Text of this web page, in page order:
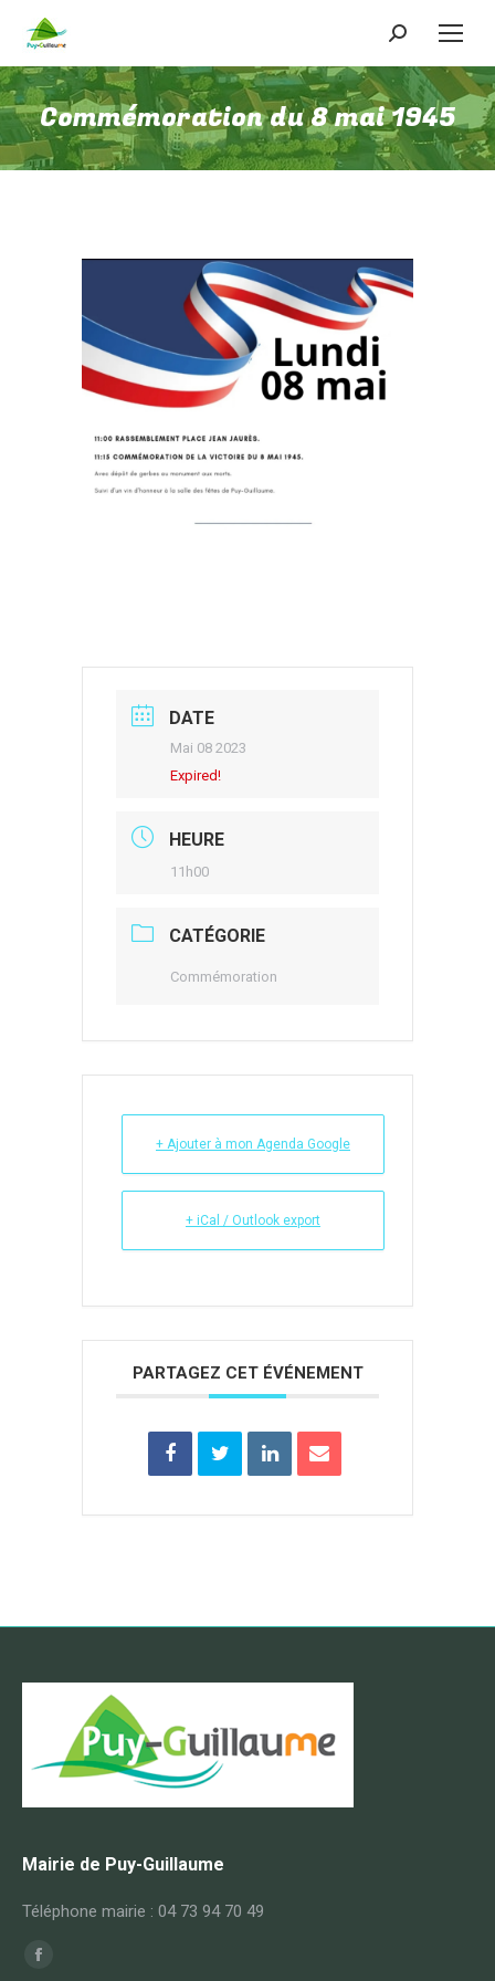
Recherche
:
Commémoration du 8 mai 1945
DATE
Mai 08 2023
Expired!
HEURE
11h00
CATÉGORIE
Commémoration
+ Ajouter à mon Agenda Google
+ iCal / Outlook export
PARTAGEZ CET ÉVÉNEMENT
Mairie de Puy-Guillaume
Téléphone mairie : 04 73 94 70 49
Trouvez nous sur :
Facebook